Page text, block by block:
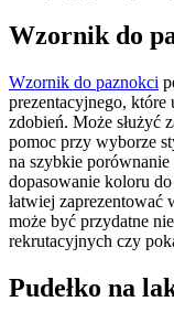
Wzornik do
Wzornik do paznokci
prezentacyjnego, które
zdobień. Może służyć
pomoc przy wyborze
na szybkie
dopasowanie koloru
łatwiej zaprezentować
może być przydatne
rekrutacyjnych czy
Pudełko na